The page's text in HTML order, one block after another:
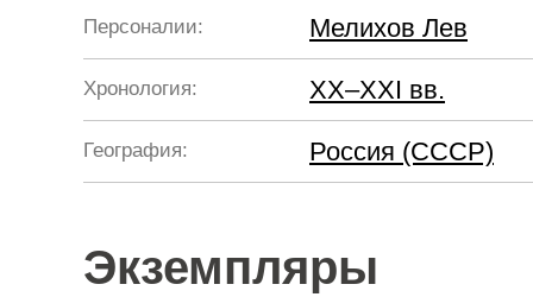
Персоналии: Мелихов Лев
Хронология: XX–XXI вв.
География: Россия (СССР)
Экземпляры